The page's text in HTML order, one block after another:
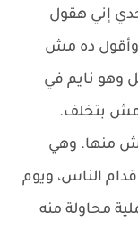
إني هقول
وأقول ده مش
وهو نايم في
مش بتخلف.
منها. وهي
الناس، ويوم
محاولة منه